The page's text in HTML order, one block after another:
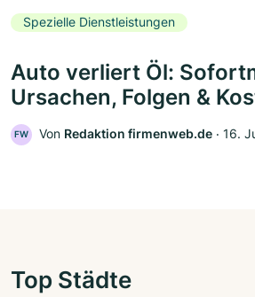
Spezielle Dienstleistungen
Auto verliert Öl:
Ursachen, Folgen &
FW Von Redaktion firmenweb.de ‧ 16.
Top Städte